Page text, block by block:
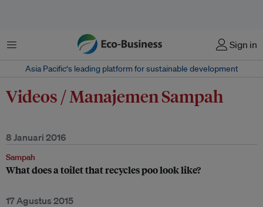
Menu Sign in
Asia Pacific‘s leading platform for sustainable development
Videos / Manajemen Sampah
8 Januari 2016
Sampah
What does a toilet that recycles poo look like?
17 Agustus 2015